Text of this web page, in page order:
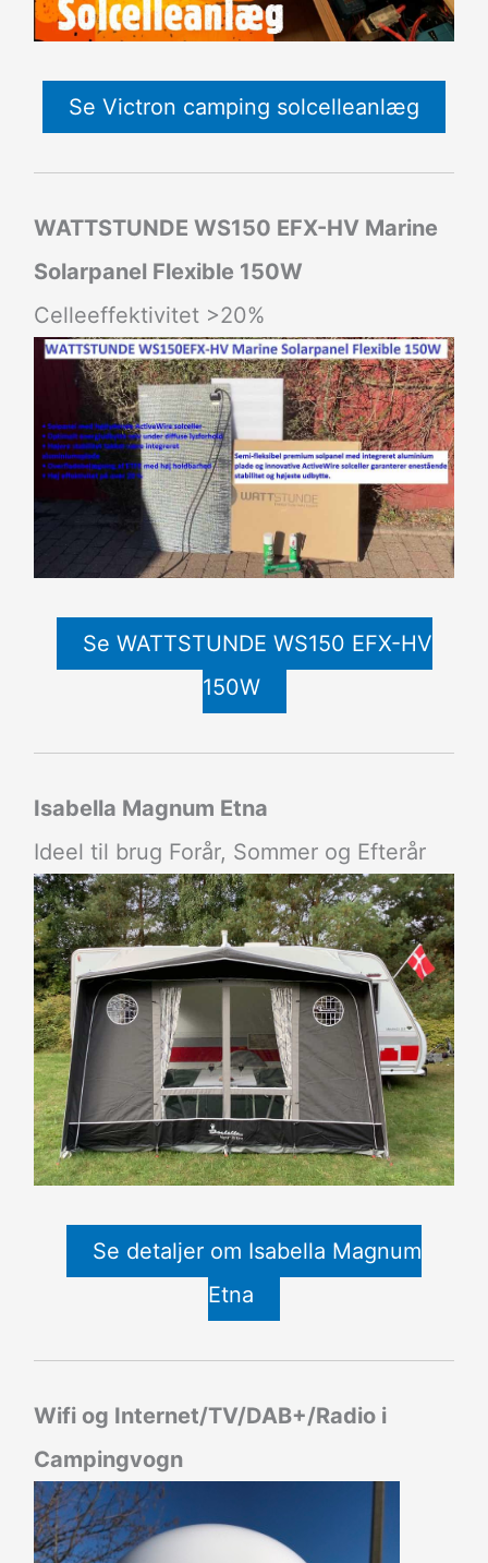
Se Victron camping solcelleanlæg
WATTSTUNDE WS150 EFX-HV Marine
Solarpanel Flexible 150W
Celleeffektivitet >20%
Se WATTSTUNDE WS150 EFX-HV
150W
Isabella Magnum Etna
Ideel til brug Forår, Sommer og Efterår
Se detaljer om Isabella Magnum
Etna
Wifi og Internet/TV/DAB+/Radio i
Campingvogn